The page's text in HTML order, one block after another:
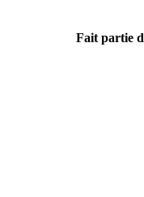
Fait partie